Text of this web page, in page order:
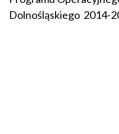
Dolnośląskiego 2014-